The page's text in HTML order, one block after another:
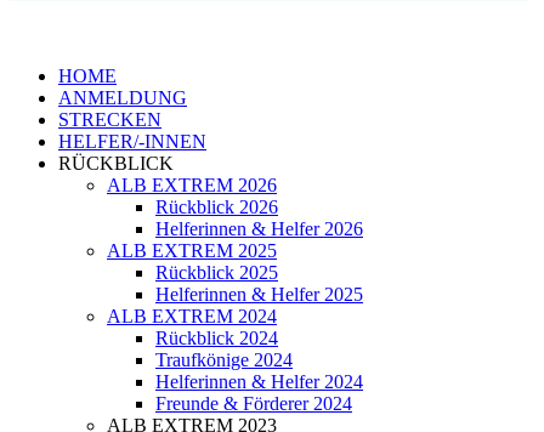
HOME
ANMELDUNG
STRECKEN
HELFER/-INNEN
RÜCKBLICK
ALB EXTREM 2026
Rückblick 2026
Helferinnen & Helfer 2026
ALB EXTREM 2025
Rückblick 2025
Helferinnen & Helfer 2025
ALB EXTREM 2024
Rückblick 2024
Traufkönige 2024
Helferinnen & Helfer 2024
Freunde & Förderer 2024
ALB EXTREM 2023